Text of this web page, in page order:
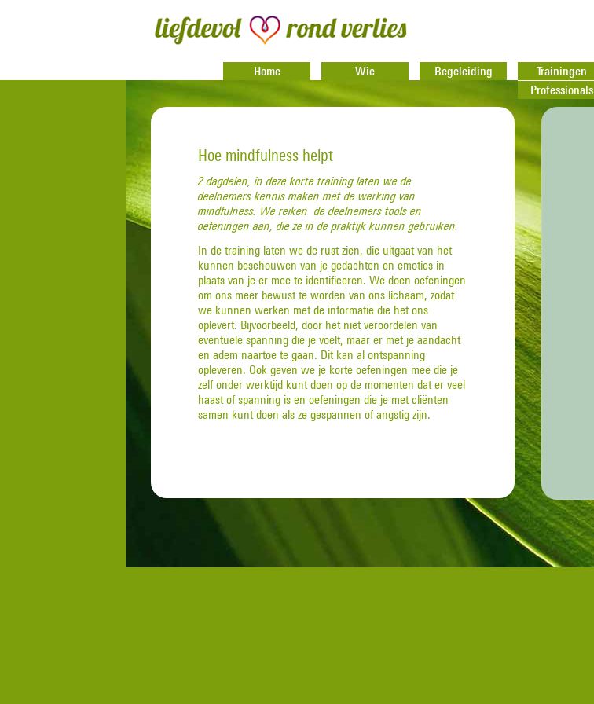
Home Wie Begeleiding
Trainingen
Professionals
Hoe mindfulness helpt
2 dagdelen, in deze korte training laten we de
deelnemers kennis maken met de werking van
mindfulness. We reiken de deelnemers tools en
oefeningen aan, die ze in de praktijk kunnen gebruiken.
In de training laten we de rust zien, die uitgaat van het
kunnen beschouwen van je gedachten en emoties in
plaats van je er mee te identificeren. We doen oefeningen
om ons meer bewust te worden van ons lichaam, zodat
we kunnen werken met de informatie die het ons
oplevert. Bijvoorbeeld, door het niet veroordelen van
eventuele spanning die je voelt, maar er met je aandacht
en adem naartoe te gaan. Dit kan al ontspanning
opleveren. Ook geven we je korte oefeningen mee die je
zelf onder werktijd kunt doen op de momenten dat er veel
haast of spanning is en oefeningen die je met cliënten
samen kunt doen als ze gespannen of angstig zijn.